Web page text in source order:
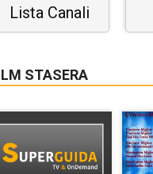
Lista Canali
STASERA